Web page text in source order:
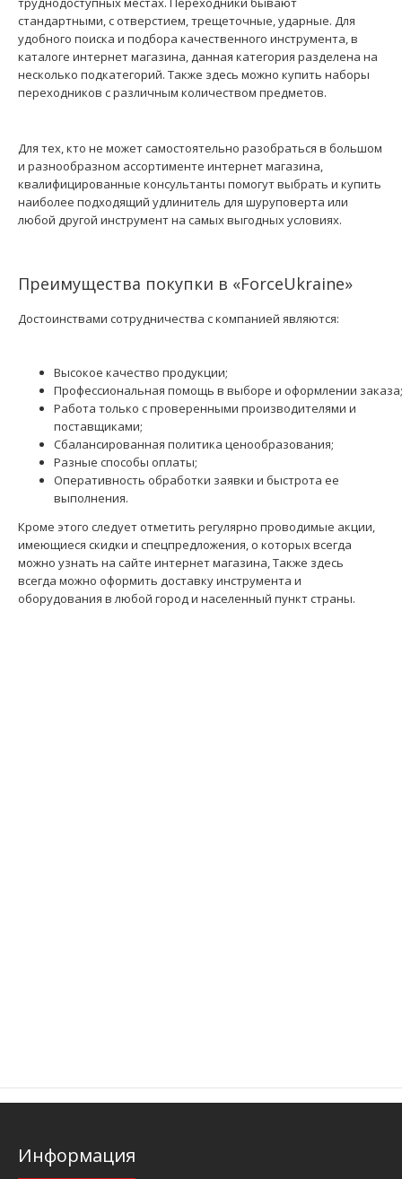
стандартными, с отверстием, трещеточные, ударные. Для
удобного поиска и подбора качественного инструмента, в
каталоге интернет магазина, данная категория разделена на
несколько подкатегорий. Также здесь можно купить наборы
переходников с различным количеством предметов.
Для тех, кто не может самостоятельно разобраться в большом
и разнообразном ассортименте интернет магазина,
квалифицированные консультанты помогут выбрать и купить
наиболее подходящий удлинитель для шуруповерта или
любой другой инструмент на самых выгодных условиях.
Преимущества покупки в «ForceUkraine»
Достоинствами сотрудничества с компанией являются:
Высокое качество продукции;
Профессиональная помощь в выборе и оформлении заказа;
Работа только с проверенными производителями и
поставщиками;
Сбалансированная политика ценообразования;
Разные способы оплаты;
Оперативность обработки заявки и быстрота ее
выполнения.
Кроме этого следует отметить регулярно проводимые акции,
имеющиеся скидки и спецпредложения, о которых всегда
можно узнать на сайте интернет магазина, Также здесь
всегда можно оформить доставку инструмента и
оборудования в любой город и населенный пункт страны.
Информация